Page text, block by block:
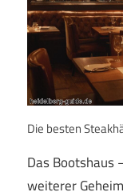
Die besten
Das Bootshaus
weiterer